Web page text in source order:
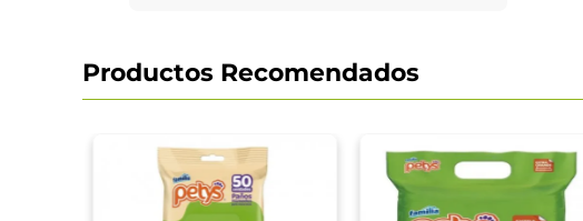
Productos Recomendados